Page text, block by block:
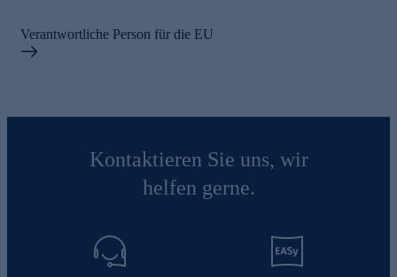
Verantwortliche Person für die EU
Kontaktieren Sie uns, wir
helfen gerne.